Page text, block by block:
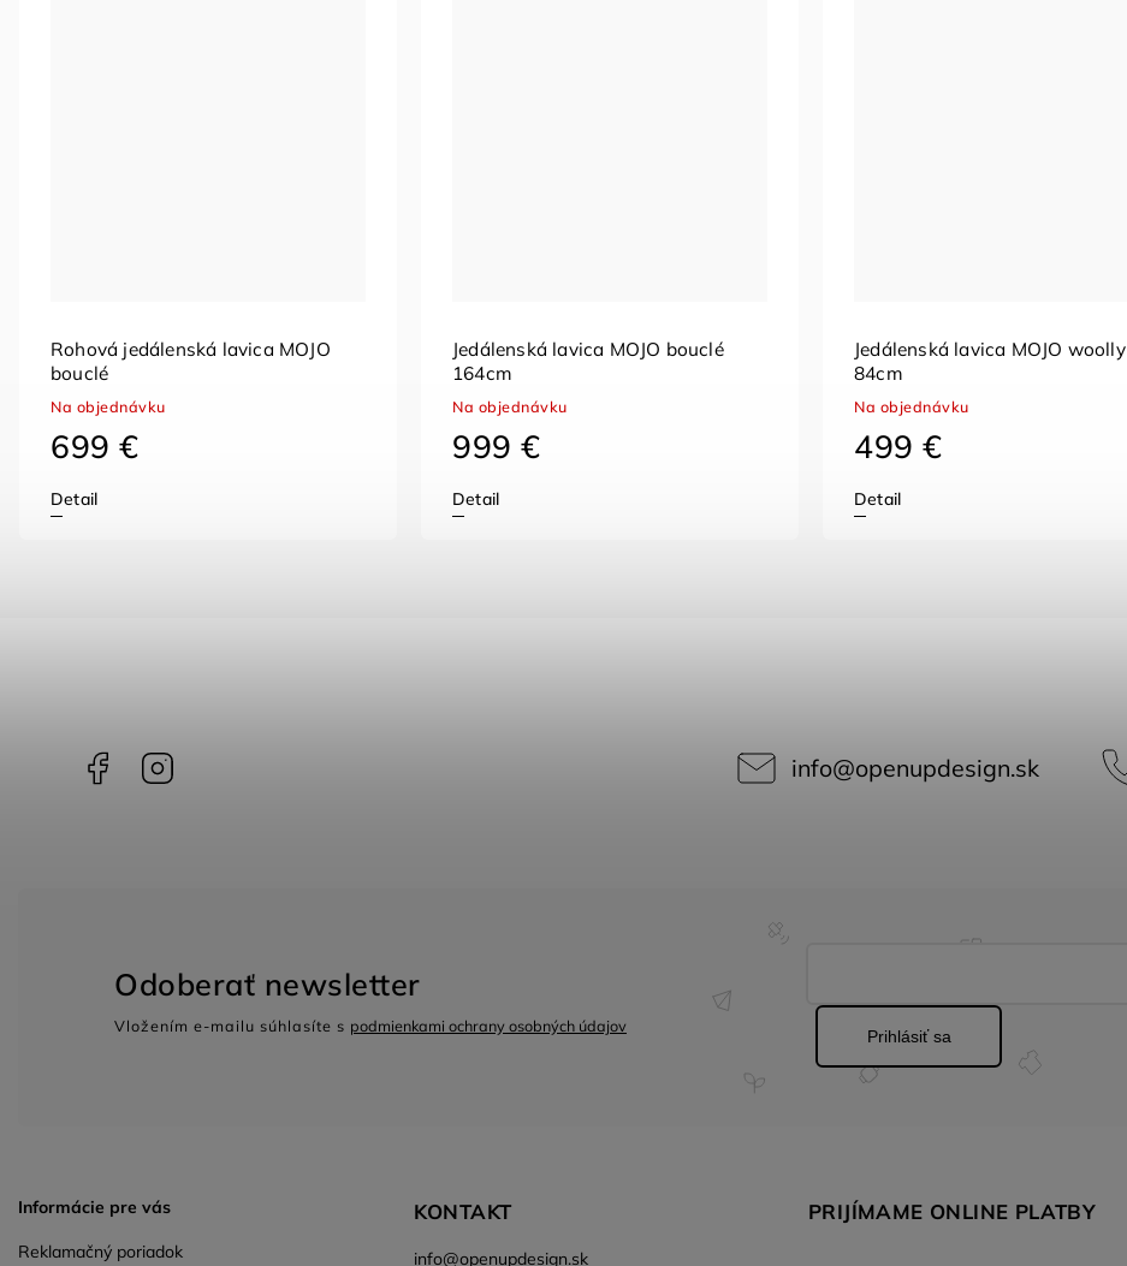
Rohová jedálenská lavica MOJO
bouclé
Na objednávku
699 €
Detail
Jedálenská lavica MOJO bouclé
164cm
Na objednávku
999 €
Detail
Jedálenská lavica MOJO woolly
84cm
Na objednávku
499 €
Detail
Facebook info@openupdesign.sk
Informácie pre vás
Reklamačný poriadok
KONTAKT
info@openupdesign.sk
PRIJÍMAME ONLINE PLATBY
Odoberať newsletter
Vložením e-mailu súhlasíte s podmienkami ochrany osobných údajov
Prihlásiť sa